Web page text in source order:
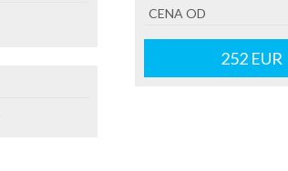
putovanja
- boravišne takse
CENA OD
252EUR